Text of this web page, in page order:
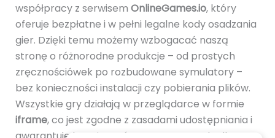
współpracy z serwisem OnlineGames.io, który
oferuje bezpłatne i w pełni legalne kody osadzania
gier. Dzięki temu możemy wzbogacać naszą
stronę o różnorodne produkcje – od prostych
zręcznościówek po rozbudowane symulatory –
bez konieczności instalacji czy pobierania plików.
Wszystkie gry działają w przeglądarce w formie
iframe, co jest zgodne z zasadami udostępniania i